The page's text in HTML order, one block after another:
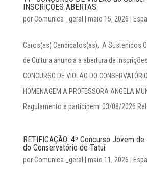
INSCRIÇÕES ABERTAS
porComunica _geral maio 15, 2026
Caros(as) Candidatos(as), A Sustenidos
de Cultura anuncia a abertura de
CONCURSO DE VIOLÃO DO
HOMENAGEM A PROFESSORA ANGELA
Regulamento e participem! 03/08/2026
RETIFICAÇÃO: 4º Concurso Jovem
do Conservatório de Tatuí
porComunica _geral maio 11, 2026